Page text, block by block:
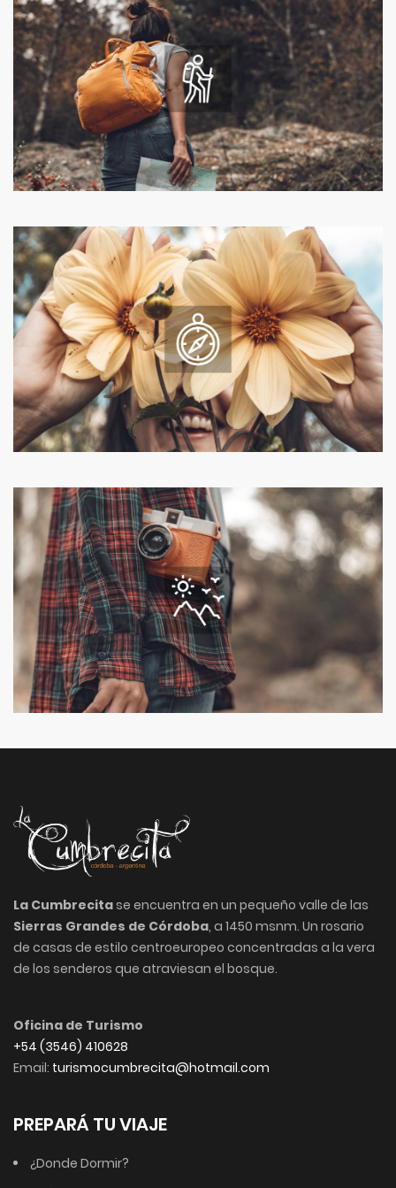
La Cumbrecitase encuentra en un pequeño valle de las
Sierras Grandes de Córdoba, a 1450 msnm. Un rosario
de casas de estilo centroeuropeo concentradas a la vera
de los senderos que atraviesan el bosque.
Oficina de Turismo
+54 (3546) 410628
Email: turismocumbrecita@hotmail.com
PREPARÁ TU VIAJE
¿Donde Dormir?